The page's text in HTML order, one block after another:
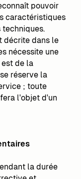
pouvoir
caractéristiques
décrite dans le
nécessite une
de la
réserve la
; toute
l'objet d'un
la durée